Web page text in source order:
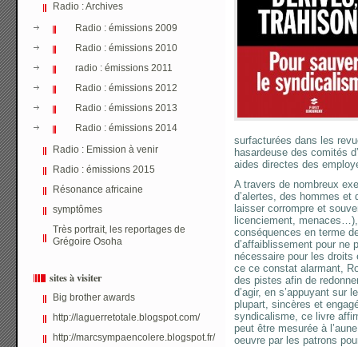
Radio : Archives
Radio : émissions 2009
Radio : émissions 2010
radio : émissions 2011
Radio : émissions 2012
Radio : émissions 2013
Radio : émissions 2014
Radio : Emission à venir
Radio : émissions 2015
Résonance africaine
symptômes
Très portrait, les reportages de
Grégoire Osoha
sites à visiter
Big brother awards
http://laguerretotale.blogspot.com/
http://marcsympaencolere.blogspot.fr/
surfacturées dans les
hasardeuse des comités
aides directes des
A travers de nombreux
d’alertes, des hommes
laisser corrompre et
licenciement,
conséquences en terme
d’affaiblissement pour ne
nécessaire pour les
ce ce constat alarmant,
des pistes afin de
d’agir, en s’appuyant sur
plupart, sincères et
syndicalisme, ce livre
peut être mesurée à
oeuvre par les patrons